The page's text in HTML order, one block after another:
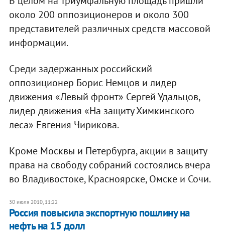
около 200 оппозиционеров и около 300
представителей различных средств массовой
информации.
Среди задержанных российский
оппозиционер Борис Немцов и лидер
движения «Левый фронт» Сергей Удальцов,
лидер движения «На защиту Химкинского
леса» Евгения Чирикова.
Кроме Москвы и Петербурга, акции в защиту
права на свободу собраний состоялись вчера
во Владивостоке, Красноярске, Омске и Сочи.
30 июля 2010, 11:22
Россия повысила экспортную пошлину на
нефть на 15 долл